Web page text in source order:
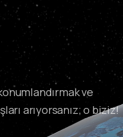
ve
arıyorsanız; o biziz!